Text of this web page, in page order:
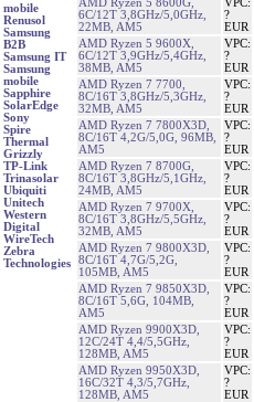
mobile
Renusol
Samsung
B2B
Samsung IT
Samsung
mobile
Sapphire
SolarEdge
Sony
Spire
Thermal
Grizzly
TP-Link
Trinasolar
Ubiquiti
Unitech
Western
Digital
WireTech
Zebra
Technologies
6C/12T 3,8GHz/5,0GHz,
22MB, AM5
?
EUR
AMD Ryzen 5 9600X,
6C/12T 3,9GHz/5,4GHz,
38MB, AM5
VPC:
?
EUR
AMD Ryzen 7 7700,
8C/16T 3,8GHz/5,3GHz,
32MB, AM5
VPC:
?
EUR
AMD Ryzen 7 7800X3D,
8C/16T 4,2G/5,0G, 96MB,
AM5
VPC:
?
EUR
AMD Ryzen 7 8700G,
8C/16T 3,8GHz/5,1GHz,
24MB, AM5
VPC:
?
EUR
AMD Ryzen 7 9700X,
8C/16T 3,8GHz/5,5GHz,
32MB, AM5
VPC:
?
EUR
AMD Ryzen 7 9800X3D,
8C/16T 4,7G/5,2G,
105MB, AM5
VPC:
?
EUR
AMD Ryzen 7 9850X3D,
8C/16T 5,6G, 104MB,
AM5
VPC:
?
EUR
AMD Ryzen 9900X3D,
12C/24T 4,4/5,5GHz,
128MB, AM5
VPC:
?
EUR
AMD Ryzen 9950X3D,
16C/32T 4,3/5,7GHz,
128MB, AM5
VPC:
?
EUR